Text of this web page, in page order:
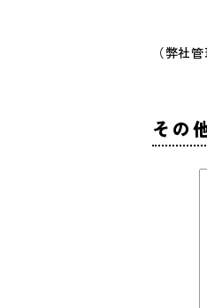
（弊社
その